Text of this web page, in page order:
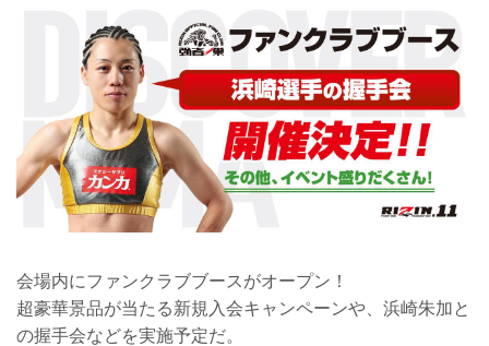
会場内にファンクラブブースがオープン！
超豪華景品が当たる新規入会キャンペーンや、浜崎朱加と
の握手会などを実施予定だ。